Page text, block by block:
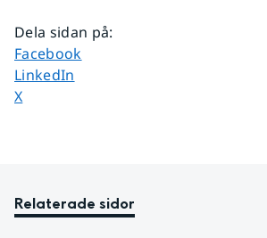
Dela sidan på:
Dela sidan på
Facebook
Dela sidan på
LinkedIn
Dela sidan på
X
Relaterade sidor